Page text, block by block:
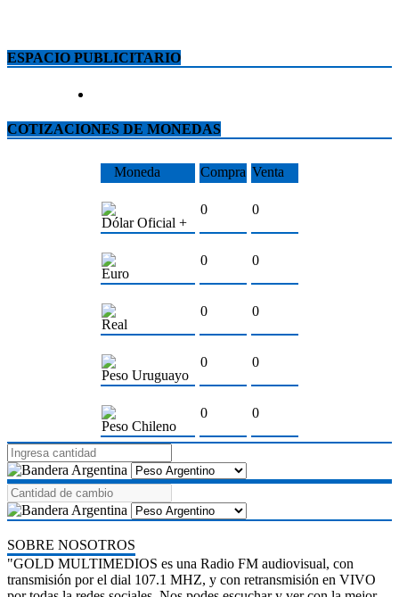
ESPACIO PUBLICITARIO
COTIZACIONES DE MONEDAS
Moneda Compra Venta
Dólar Oficial +
0 0
Euro
0 0
Real
0 0
Peso Uruguayo
0 0
Peso Chileno
0 0
SOBRE NOSOTROS
"GOLD MULTIMEDIOS es una Radio FM audiovisual, con
transmisión por el dial 107.1 MHZ, y con retransmisión en VIVO